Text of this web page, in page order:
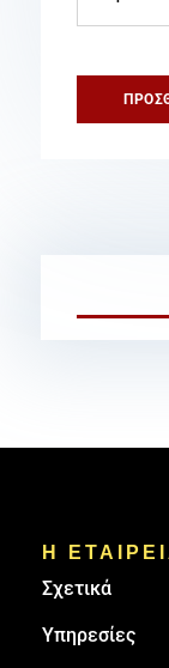
Η
Σχετικά
Υπηρεσίες